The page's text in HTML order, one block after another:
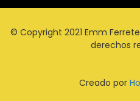
© Copyright 2021 Emm
derechos
Creado por